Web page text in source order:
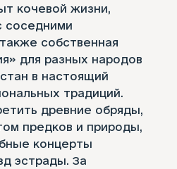
кочевой жизни,
соседними
собственная
для разных народов
в настоящий
традиций.
древние обряды,
предков и природы,
концерты
эстрады. За